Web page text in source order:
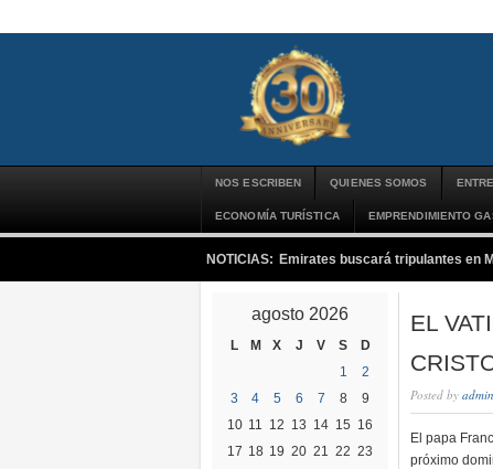
NOS ESCRIBEN QUIENES SOMOS
ECONOMÍA TURÍSTICA EMPRENDIMIENTO
NOTICIAS: Emirates buscará tripulantes en
agosto 2026
L M X J V S
D
1
2
3
4 5 6 7 8
9
10 11 12 13 14 15 16
17 18 19 20 21 22 23
EL
Posted by admin
El papa
próximo